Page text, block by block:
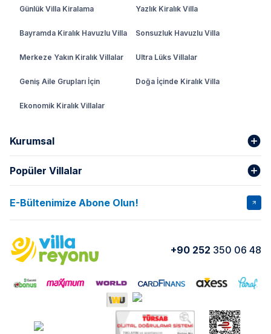
Günlük Villa Kiralama Yazlık Kiralık Villa
Bayramda Kiralık Havuzlu Villa Sonsuzluk Havuzlu Villa
Merkeze Yakın Kiralık Villalar Ultra Lüks Villalar
Geniş Aile Grupları İçin Doğa İçinde Kiralık Villa
Ekonomik Kiralık Villalar
Kurumsal
Hakkımızda
İptal Şartları Banka Hesapları
Kurumsal Blog
Yorumlar Nasıl Kiralarım
Popüler Villalar
VİLLA SALKIM VİLLA SLAY 1
VİLLA OLENNA 1 VİLLA MERT
VILLA ADRIMA 1
VİLLA TİAMO VİLLA ZEYTİN DALI
E-Bültenimize Abone Olun!
+90 252 350 06 48